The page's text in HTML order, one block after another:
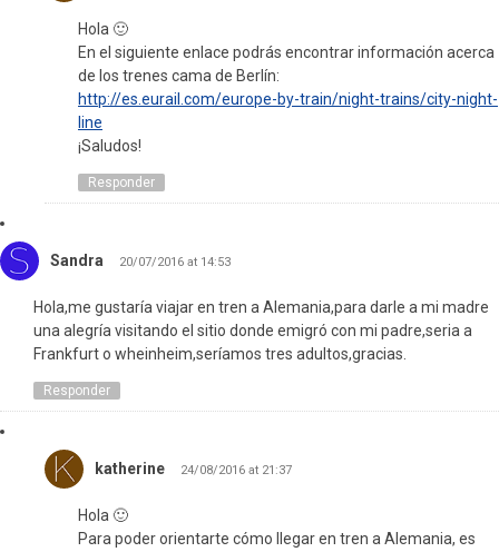
Hola 🙂
En el siguiente enlace podrás encontrar información acerca
de los trenes cama de Berlín:
http://es.eurail.com/europe-by-train/night-trains/city-night-
line
¡Saludos!
Responder
Sandra 20/07/2016 at 14:53
Hola,me gustaría viajar en tren a Alemania,para darle a mi madre
una alegría visitando el sitio donde emigró con mi padre,seria a
Frankfurt o wheinheim,seríamos tres adultos,gracias.
Responder
katherine 24/08/2016 at 21:37
Hola 🙂
Para poder orientarte cómo llegar en tren a Alemania, es